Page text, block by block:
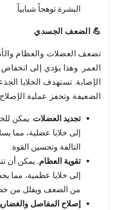
البشرة توهجاً شبابياً.
💪 الضعف الجسدي
تضعف العضلات والعظام
العمر. وهذا يؤدي إلى
الإصابة. تستهدف الخلايا
الضعيفة وتحفز عملية الإصلاح
تجديد العضلات. يمكن
إلى خلايا عضلية، مما
التالفة وتحسين القوة.
تقوية العظام. يمكن أن
إلى خلايا عظمية، مما
من الضعف ويقلل من
إصلاح المفاصل